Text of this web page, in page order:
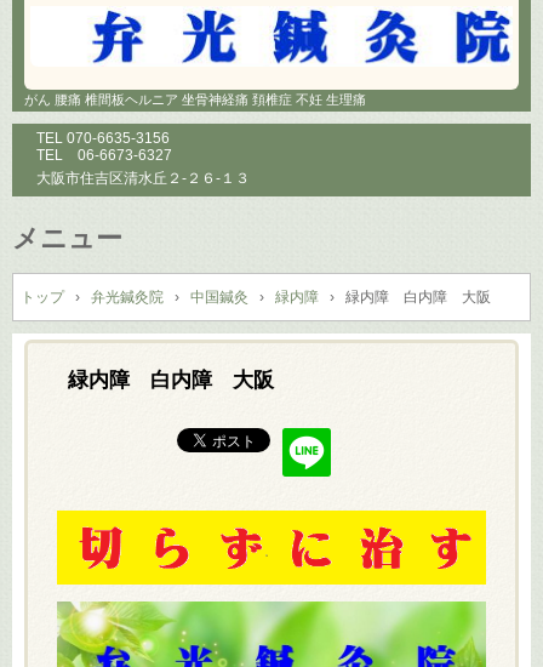
がん 腰痛 椎間板ヘルニア 坐骨神経痛 頚椎症 不妊 生理痛
TEL 070-6635-3156
TEL 06-6673-6327
大阪市住吉区清水丘２-２６-１３
メニュー
コ
ン
テ
ン
トップ › 弁光鍼灸院 › 中国鍼灸 › 緑内障 › 緑内障 白内障 大阪
緑内障 白内障 大阪